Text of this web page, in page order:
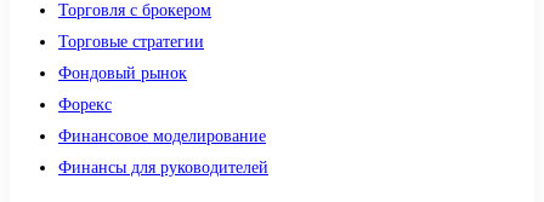
Торговля с брокером
Торговые стратегии
Фондовый рынок
Форекс
Финансовое моделирование
Финансы для руководителей